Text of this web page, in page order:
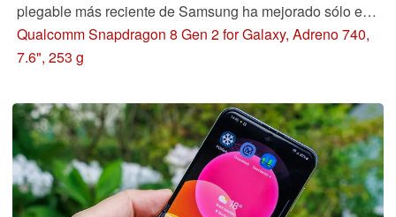
plegable más reciente de Samsung ha mejorado sólo en
un número selecto de áreas, el Galaxy Fold5 brilla con
virtudes familiares a la serie Fold. Lee aquí para descubrir
Qualcomm Snapdragon 8 Gen 2 for Galaxy, Adreno 740,
7.6", 253 g